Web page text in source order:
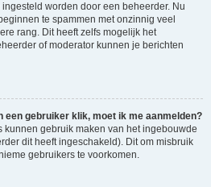
worden door een beheerder. Nu
te spammen met onzinnig veel
rang. Dit heeft zelfs mogelijk het
of moderator kunnen je berichten
een gebruiker klik, moet ik me aanmelden?
gebruik maken van het ingebouwde
dit heeft ingeschakeld). Dit om misbruik
gebruikers te voorkomen.